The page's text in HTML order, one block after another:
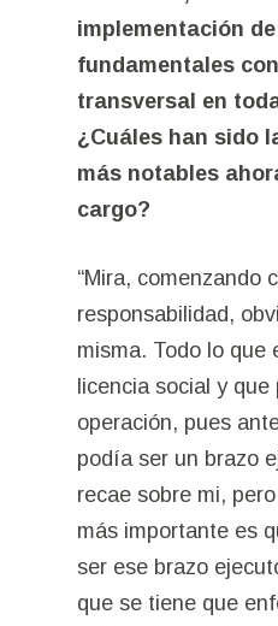
implementación
fundamentales
transversal en
¿Cuáles han sido
más notables
cargo?
“Mira, comenzando
responsabilidad,
misma. Todo lo que
licencia social y
operación, pues
podía ser un brazo
recae sobre mi,
más importante es
ser ese brazo
que se tiene que